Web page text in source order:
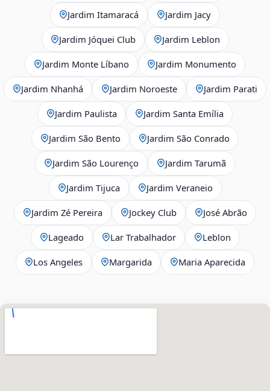
Jardim Itamaracá Jardim Jacy
Jardim Jóquei Club Jardim Leblon
Jardim Monte Líbano Jardim Monumento
Jardim Nhanhá Jardim Noroeste Jardim Parati
Jardim Paulista Jardim Santa Emília
Jardim São Bento Jardim São Conrado
Jardim São Lourenço Jardim Tarumã
Jardim Tijuca Jardim Veraneio
Jardim Zé Pereira Jockey Club José Abrão
Lageado Lar Trabalhador Leblon
Los Angeles Margarida Maria Aparecida